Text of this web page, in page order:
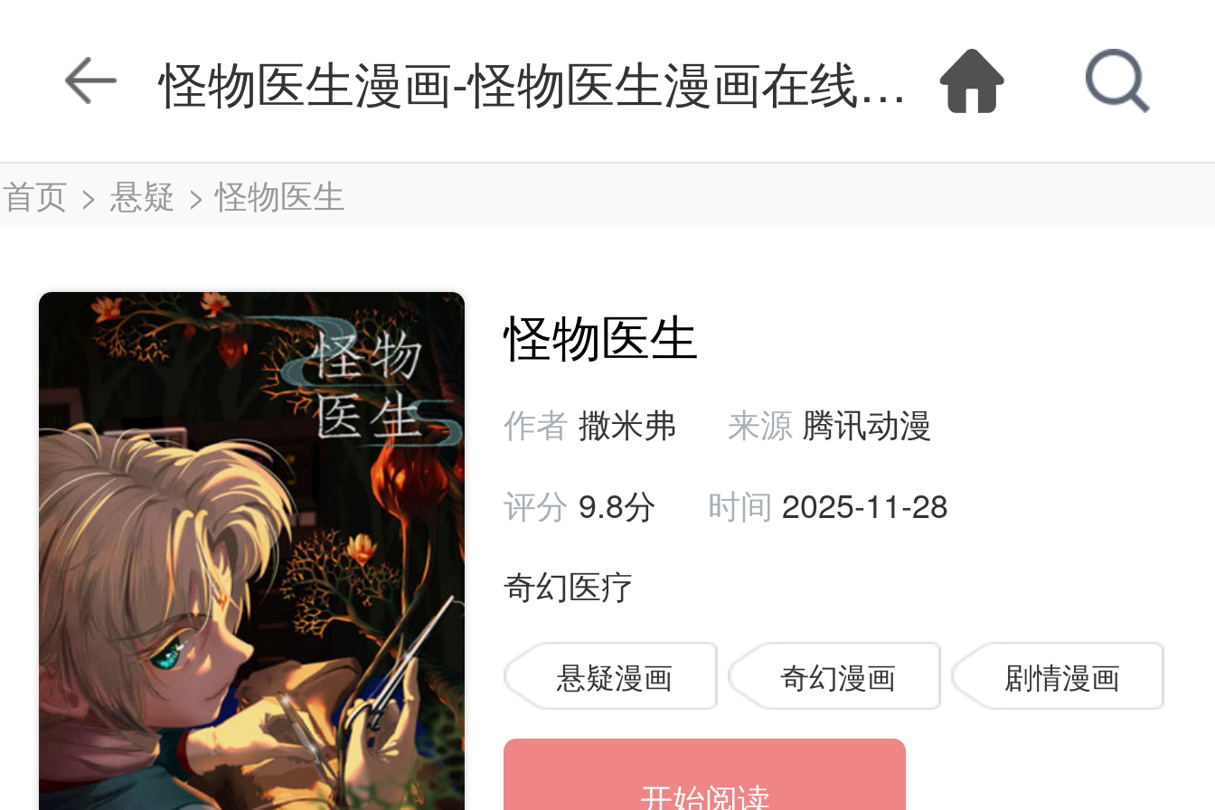
怪物医生漫画-怪物医生漫画在线观看-怪物医生
首页 > 悬疑 >怪物医生
怪物医生
作者 撒米弗 来源 腾讯动漫
评分 9.8分 时间 2025-11-28
奇幻医疗
悬疑漫画 奇幻漫画 剧情漫画
开始阅读